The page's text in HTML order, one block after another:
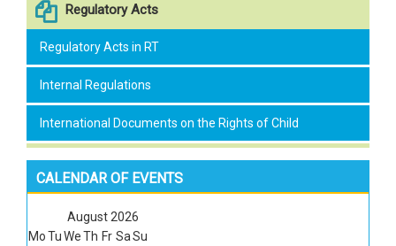
Regulatory Acts
Regulatory Acts in RT
Internal Regulations
International Documents on the Rights of Child
CALENDAR OF EVENTS
August2026
MoTuWeTh Fr SaSu